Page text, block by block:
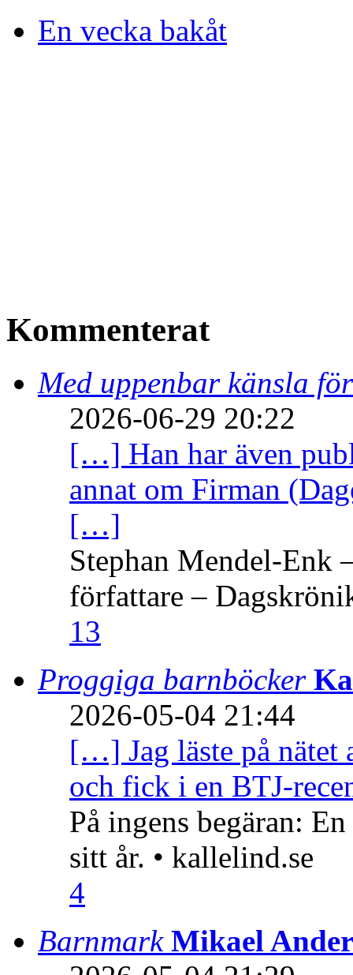
En vecka bakåt
Kommenterat
Med uppenbar känsla
2026-06-29 20:22
[…] Han har även
annat om Firman
[…]
Stephan Mendel-Enk
författare –
13
Proggiga barnböcker
2026-05-04 21:44
[…] Jag läste på nätet
och fick i en BTJ-
På ingens begäran:
sitt år. • kallelind.se
4
Barnmark Mikael